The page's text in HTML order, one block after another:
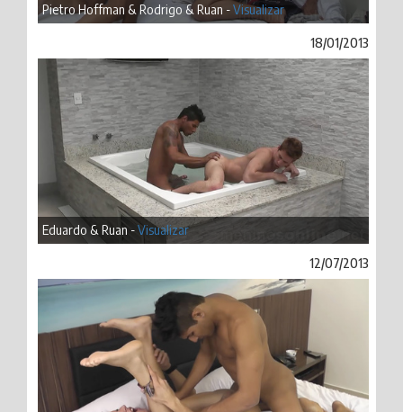
Pietro Hoffman & Rodrigo & Ruan -Visualizar
18/01/2013
Eduardo & Ruan -Visualizar
12/07/2013